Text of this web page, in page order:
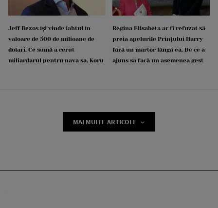
Jeff Bezos își vinde iahtul în
valoare de 500 de milioane de
dolari. Ce sumă a cerut
miliardarul pentru nava sa, Koru
Regina Elisabeta ar fi refuzat să
preia apelurile Prințului Harry
fără un martor lângă ea. De ce a
ajuns să facă un asemenea gest
MAI MULTE ARTICOLE